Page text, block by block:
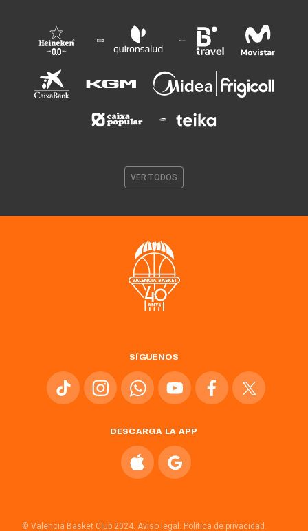
VER TODOS
SÍGUENOS
DESCARGA LA APP
© Valencia Basket Club 2024. Aviso legal. Política de privacidad.